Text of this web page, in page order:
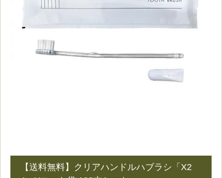
【送料無料】クリアハンドルハブラシ「X2